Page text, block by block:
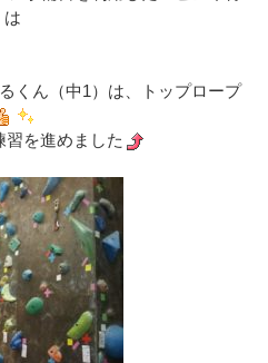
は
くん（中1）は、トップロープ
習を進めました